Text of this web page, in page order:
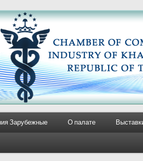
Зарубежные О палате